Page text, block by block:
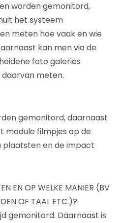
worden gemonitord,
het systeem
meten hoe vaak en wie
kan men via de
foto galeries
meten.
gemonitord, daarnaast
module filmpjes op de
plaatsten en de impact
EN OP WELKE MANIER (BV
OF TAAL ETC.)?
gemonitord. Daarnaast is